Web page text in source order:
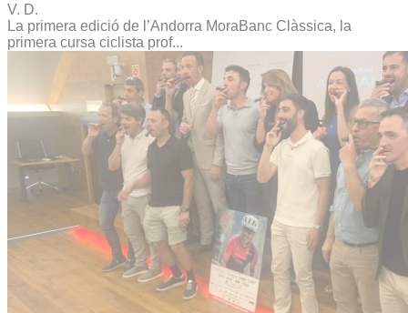
V. D.
La primera edició de l’Andorra MoraBanc Clàssica, la
primera cursa ciclista prof...